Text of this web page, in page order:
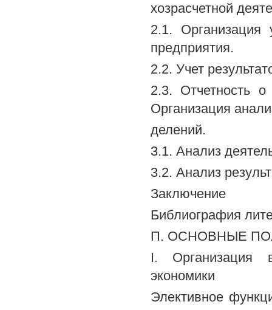
хозрасчетной
2.1. Организация
предприятия.
2.2. Учет
2.3. Отчетность о
Организация
делений.
3.1. Анализ
3.2. Анализ
Заключение
Библиография
П. ОСНОВНЫЕ
I. Организация
экономики
Элективное